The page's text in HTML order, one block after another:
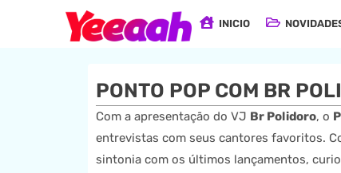
INICIO
PONTO POP COM BR
Com a apresentação do VJ Br Polidoro, o
entrevistas com seus cantores favoritos.
sintonia com os últimos lançamentos,